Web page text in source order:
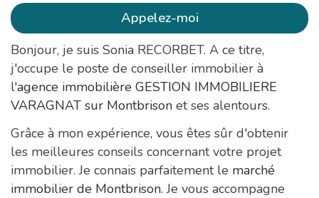
Appelez-moi
Bonjour, je suis Sonia RECORBET. A ce titre,
j'occupe le poste de conseiller immobilier à
l'agence immobilière GESTION IMMOBILIERE
VARAGNAT sur Montbrison et ses alentours.
Grâce à mon expérience, vous êtes sûr d'obtenir
les meilleures conseils concernant votre projet
immobilier. Je connais parfaitement le marché
immobilier de Montbrison. Je vous accompagne